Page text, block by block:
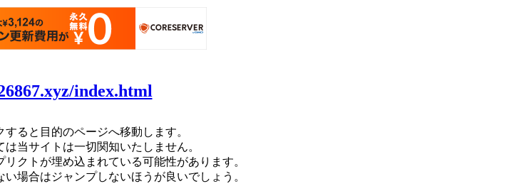
index.html
すると目的のページへ移動します。
当サイトは一切関知いたしません。
リクトが埋め込まれている可能性があります。
場合はジャンプしないほうが良いでしょう。